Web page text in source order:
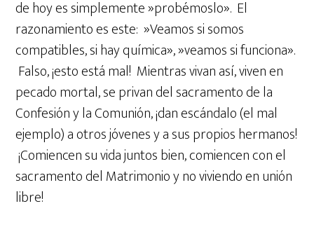
de hoy es simplemente »probémoslo». El
razonamiento es este: »Veamos si somos
compatibles, si hay química», »veamos si funciona».
Falso, ¡esto está mal! Mientras vivan así, viven en
pecado mortal, se privan del sacramento de la
Confesión y la Comunión, ¡dan escándalo (el mal
ejemplo) a otros jóvenes y a sus propios hermanos!
¡Comiencen su vida juntos bien, comiencen con el
sacramento del Matrimonio y no viviendo en unión
libre!